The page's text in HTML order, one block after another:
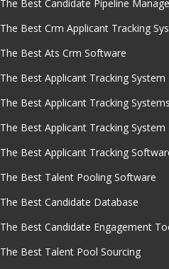
The Best Candidate Pipeline
The Best Crm Applicant Tracking
The Best Ats Crm Software
The Best Applicant Tracking
The Best Applicant Tracking
The Best Applicant Tracking System
The Best Applicant Tracking
The Best Talent Pooling Software
The Best Candidate Database
The Best Candidate Engagement
The Best Talent Pool Sourcing